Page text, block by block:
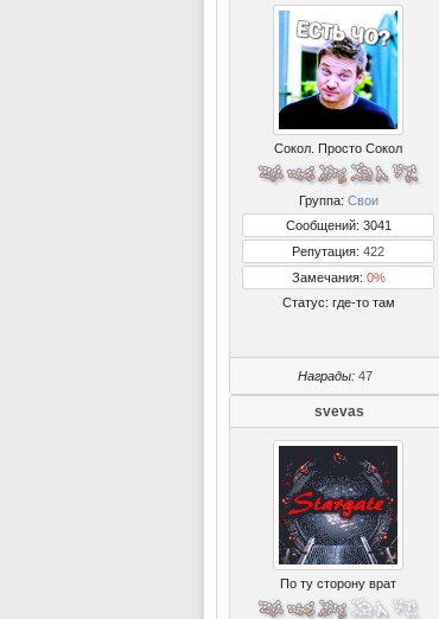
Сокол. Просто Сокол
Группа: Свои
Сообщений: 3041
Репутация: 422
Замечания: 0%
Статус: где-то там
Награды: 47
svevas
По ту сторону врат